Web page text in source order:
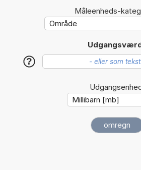
Måleenheds-
?